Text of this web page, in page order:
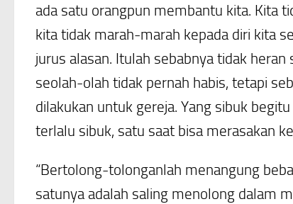
ada satu orangpun membantu kita. Kita
kita tidak marah-marah kepada diri kita
jurus alasan. Itulah sebabnya tidak
seolah-olah tidak pernah habis, tetapi
dilakukan untuk gereja. Yang sibuk
terlalu sibuk, satu saat bisa merasakan
“Bertolong-tolonganlah menangung
satunya adalah saling menolong dalam